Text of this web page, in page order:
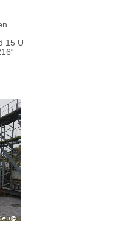
15 U